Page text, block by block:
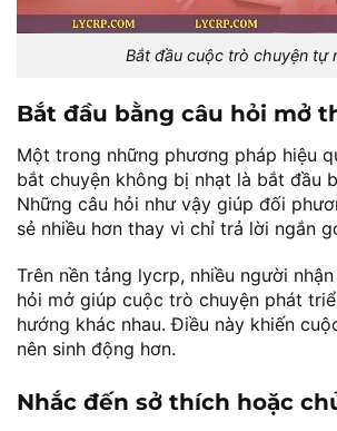
Bắt đầu cuộc trò chuyện tự
Bắt đầu bằng câu hỏi mở
Một trong những phương pháp hiệu
bắt chuyện không bị nhạt là bắt đầu
Những câu hỏi như vậy giúp đối
sẻ nhiều hơn thay vì chỉ trả lời ngắn
Trên nền tảng lycrp, nhiều người
hỏi mở giúp cuộc trò chuyện phát
hướng khác nhau. Điều này khiến
nên sinh động hơn.
Nhắc đến sở thích hoặc